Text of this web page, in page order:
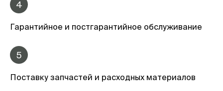
4
Гарантийное и постгарантийное обслуживание
5
Поставку запчастей и расходных материалов